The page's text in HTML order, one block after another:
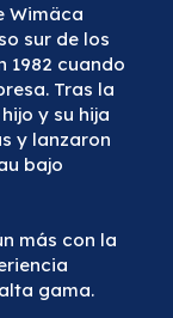
Wimäca
sur de los
1982 cuando
Tras la
y su hija
y lanzaron
bajo
más con la
gama.